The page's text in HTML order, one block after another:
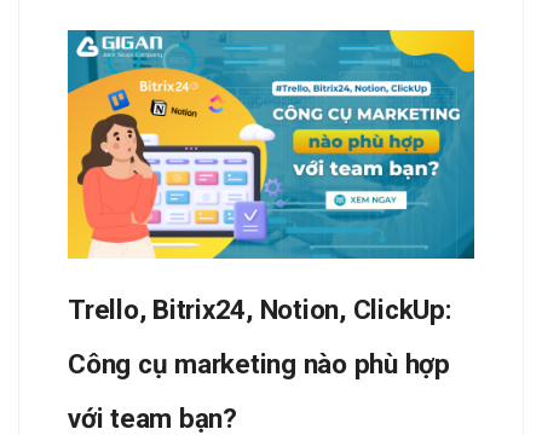
Trello, Bitrix24, Notion, ClickUp:
Công cụ marketing nào phù hợp
với team bạn?